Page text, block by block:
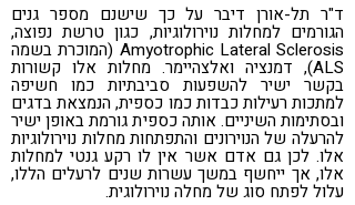
ד"ר תל-אורן דיבר על כך שישנם מספר גנים
הגורמים למחלות נוירולוגיות, כגון טרשת נפוצה,
Amyotrophic Lateral Sclerosis (המוכרת בשמה
ALS), דמנציה ואלצהיימר. מחלות אלו קשורות
בקשר ישיר להשפעות סביבתיות כמו חשיפה
למתכות רעילות כבדות כמו כספית, הנמצאת בדגים
ובסתימות השיניים. אותה כספית גורמת באופן ישיר
להרעלה של הנוירונים והתפתחות מחלות נוירולוגיות
אלו. לכן גם אדם אשר אין לו רקע גנטי למחלות
אלו, אך ייחשף במשך עשרות שנים לרעלים הללו,
עלול לפתח סוג של מחלה נוירולוגית.